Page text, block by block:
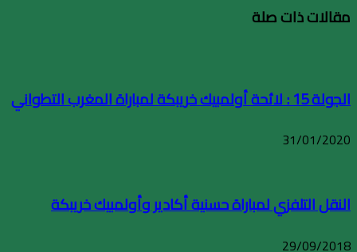
مقالات ذات صلة
الجولة 15 : لائحة أولمبيك خريبكة لمباراة المغرب التطواني
31/01/2020
النقل التلفزي لمباراة حسنية أكادير وأولمبيك خريبكة
29/09/2018